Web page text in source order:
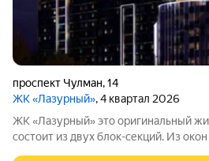
проспект Чулман,14
ЖК «Лазурный», 4 квартал 2026
ЖК «Лазурный» это оригинальный жилой комплекс, который
состоит из двух блок-секций. Из